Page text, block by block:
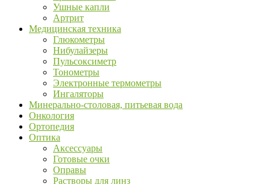
Ушные капли
Артрит
Медицинская техника
Глюкометры
Нибулайзеры
Пульсоксиметр
Тонометры
Электронные термометры
Ингаляторы
Минерально-столовая, питьевая вода
Онкология
Ортопедия
Оптика
Аксессуары
Готовые очки
Оправы
Растворы для линз